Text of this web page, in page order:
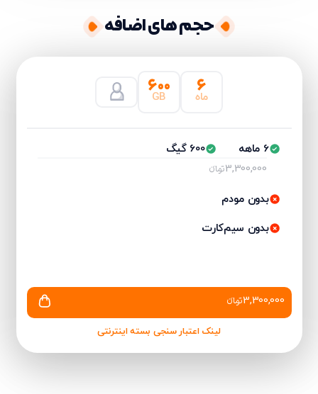
حجم های اضافه
۶
ماه ۶۰۰
GB
6 ماهه
600 گیگ
3,300,000تومانءء
بدون مودم
بدون سیم‌کارت
3,300,000تومانءء
لینک اعتبار سنجی بسته اینترنتی